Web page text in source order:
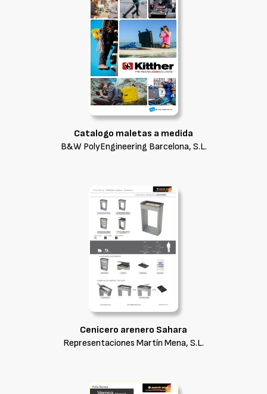
Catalogo maletas a medida
B&W PolyEngineering Barcelona, S.L.
Cenicero arenero Sahara
Representaciones Martín Mena, S.L.